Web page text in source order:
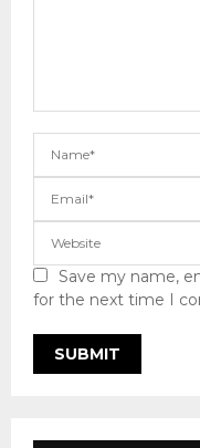
Save my name,
for the next time I